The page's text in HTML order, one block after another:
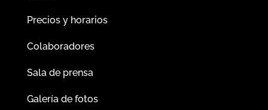
Precios y horarios
Colaboradores
Sala de prensa
Galería de fotos